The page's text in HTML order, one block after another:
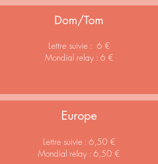
Dom/Tom
Lettre suivie : 6 €
Mondial relay : 6 €
Europe
Lettre suivie : 6,50 €
Mondial relay : 6,50 €